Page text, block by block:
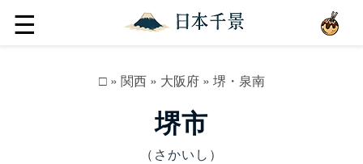
☰
□» 関西» 大阪府» 堺・泉南
堺市
（さかいし）